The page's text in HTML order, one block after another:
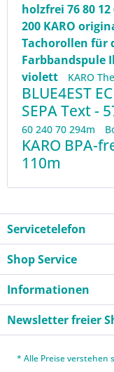
holzfrei 76 80 12
200 KARO
Tachorollen für
Farbbandspule
violett
KARO
BLUE4EST
SEPA Text -
60 240 70 294m
KARO BPA-
110m
Servicetelefon
Shop Service
Informationen
Newsletter freier
* Alle Preise verstehen